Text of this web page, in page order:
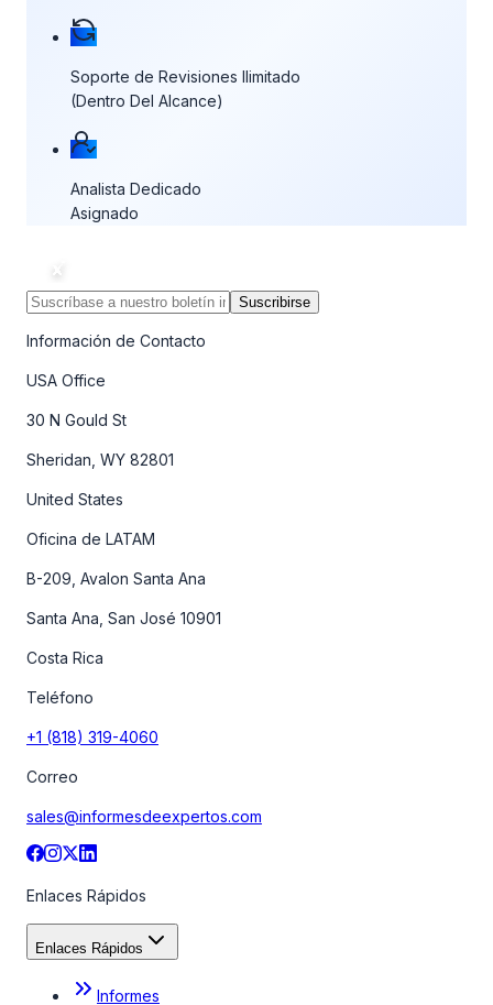
Soporte de Revisiones Ilimitado
(Dentro Del Alcance)
Analista Dedicado
Asignado
Suscribirse
Información de Contacto
USA Office
30 N Gould St
Sheridan, WY 82801
United States
Oficina de LATAM
B-209, Avalon Santa Ana
Santa Ana, San José 10901
Costa Rica
Teléfono
+1 (818) 319-4060
Correo
sales@informesdeexpertos.com
Enlaces Rápidos
Enlaces Rápidos
Informes